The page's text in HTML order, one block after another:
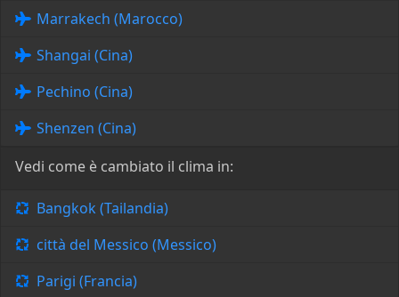
Marrakech (Marocco)
Shangai (Cina)
Pechino (Cina)
Shenzen (Cina)
Vedi come è cambiato il clima in:
Bangkok (Tailandia)
città del Messico (Messico)
Parigi (Francia)